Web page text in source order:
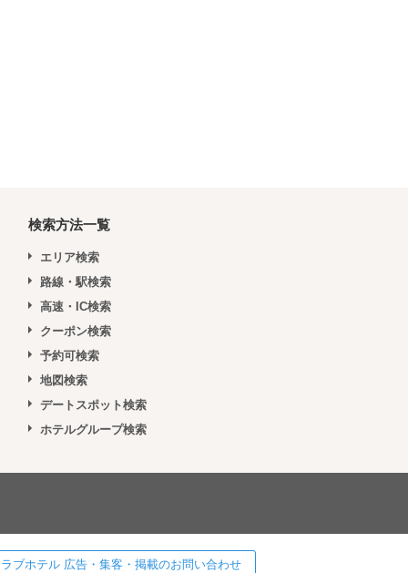
検索方法一覧
エリア検索
路線・駅検索
高速・IC検索
クーポン検索
予約可検索
地図検索
デートスポット検索
ホテルグループ検索
ブホテル 広告・集客・掲載のお問い合わせ